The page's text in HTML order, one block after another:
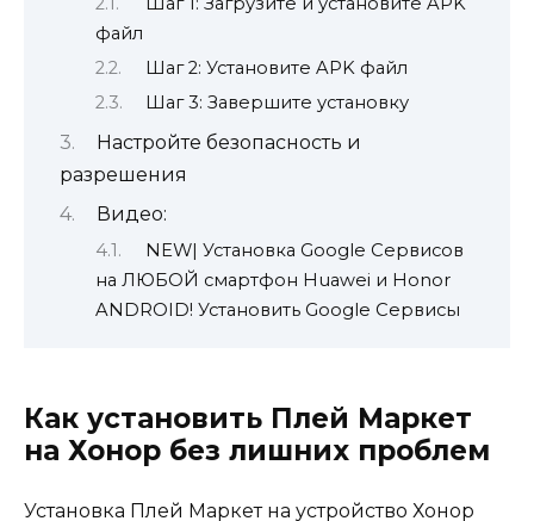
файл
Шаг 2: Установите APK файл
Шаг 3: Завершите установку
Настройте безопасность и
разрешения
Видео:
NEW| Установка Google Сервисов
на ЛЮБОЙ смартфон Huawei и Honor
ANDROID! Установить Google Сервисы
Как установить Плей Маркет
на Хонор без лишних проблем
Установка Плей Маркет на устройство Хонор